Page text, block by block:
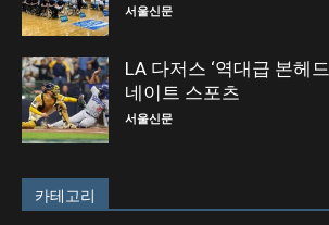
서울신문
LA 다저스 ‘역대급 본헤
네이트 스포츠
서울신문
카테고리